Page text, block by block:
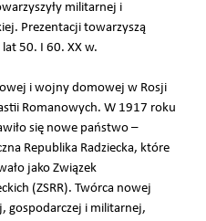
militarnej i
Prezentacji towarzyszą
50. I 60. XX w.
i wojny domowej w Rosji
Romanowych. W 1917 roku
się nowe państwo –
Republika Radziecka, które
jako Związek
(ZSRR). Twórca nowej
gospodarczej i militarnej,